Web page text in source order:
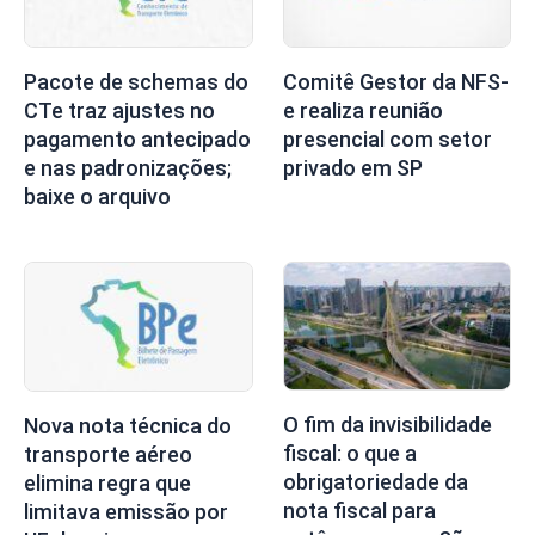
Pacote de schemas do
CTe traz ajustes no
pagamento antecipado
e nas padronizações;
baixe o arquivo
Comitê Gestor da NFS-
e realiza reunião
presencial com setor
privado em SP
Nova nota técnica do
transporte aéreo
elimina regra que
limitava emissão por
O fim da invisibilidade
fiscal: o que a
obrigatoriedade da
nota fiscal para